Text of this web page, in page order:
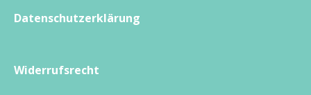
Datenschutzerklärung
Widerrufsrecht